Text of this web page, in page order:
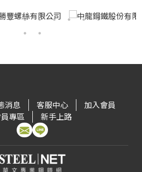
消息 客服中心
加入會員
專區
新手上路